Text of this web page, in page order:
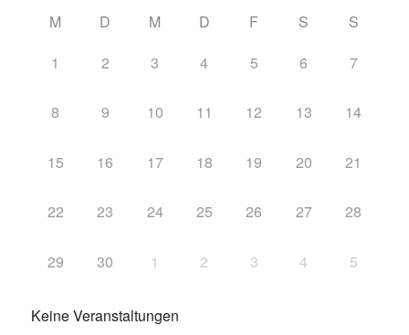
M D M D F S
S
1
2 3 4 5 6 7
8 9 10 11 12 13 14
15 16 17 18 19 20 21
22 23 24 25 26 27 28
29 30 1 2 3 4 5
Keine Veranstaltungen